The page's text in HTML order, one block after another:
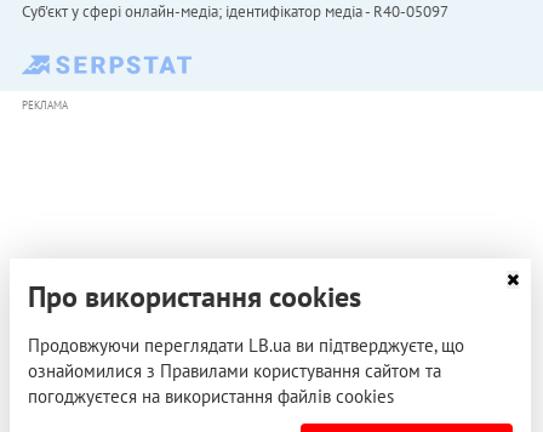
Cуб'єкт у сфері онлайн-медіа; ідентифікатор медіа - R40-05097
РЕКЛАМА
Про використання cookies
Продовжуючи переглядати LB.ua ви підтверджуєте, що
ознайомилися з Правилами користування сайтом та
погоджуєтеся на використання файлів cookies